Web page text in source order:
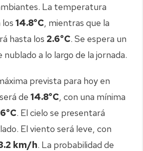
La temperatura
los14.8°C, mientras que la
hasta los2.6°C. Se espera un
a lo largo de la jornada.
prevista para hoy en
de14.8°C, con una mínima
. El cielo se presentará
El viento será leve, con
km/h. La probabilidad de